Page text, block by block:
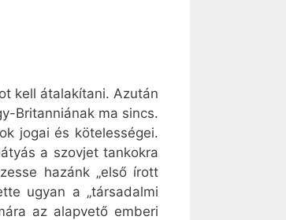
kell átalakítani. Azután
Britanniának ma sincs.
jogai és kötelességei.
a szovjet tankokra
hazánk „első írott
ugyan a „társadalmi
az alapvető emberi